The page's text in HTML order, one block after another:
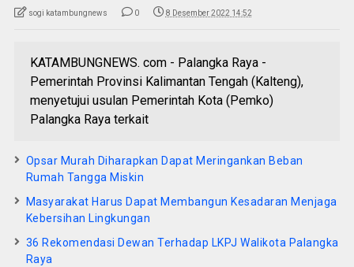
sogi katambungnews 0 8 Desember 2022 14:52
KATAMBUNGNEWS. com - Palangka Raya -
Pemerintah Provinsi Kalimantan Tengah (Kalteng),
menyetujui usulan Pemerintah Kota (Pemko)
Palangka Raya terkait
Opsar Murah Diharapkan Dapat Meringankan Beban
Rumah Tangga Miskin
Masyarakat Harus Dapat Membangun Kesadaran Menjaga
Kebersihan Lingkungan
36 Rekomendasi Dewan Terhadap LKPJ Walikota Palangka
Raya